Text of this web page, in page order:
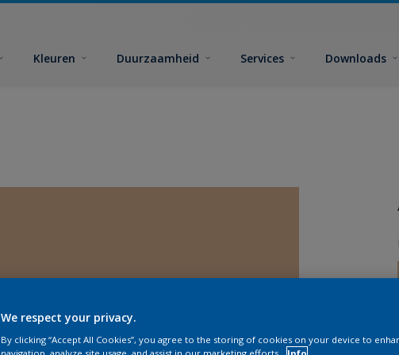
Kleuren Duurzaamheid Services Downloads
We respect your privacy.
By clicking “Accept All Cookies”, you agree to the storing of cookies on your device to